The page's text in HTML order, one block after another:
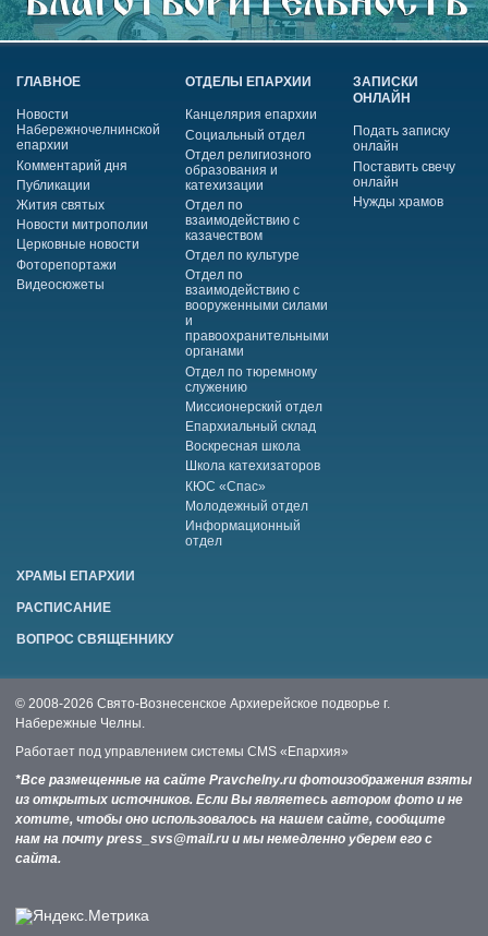
ГЛАВНОЕ
Новости
Набережночелнинской
епархии
Комментарий дня
Публикации
Жития святых
Новости митрополии
Церковные новости
Фоторепортажи
Видеосюжеты
ОТДЕЛЫ ЕПАРХИИ
Канцелярия епархии
Социальный отдел
Отдел религиозного
образования и
катехизации
Отдел по
взаимодействию с
казачеством
Отдел по культуре
Отдел по
взаимодействию с
вооруженными силами
и
правоохранительными
органами
Отдел по тюремному
служению
Миссионерский отдел
Епархиальный склад
Воскресная школа
Школа катехизаторов
КЮС «Спас»
Молодежный отдел
Информационный
отдел
ЗАПИСКИ
ОНЛАЙН
Подать записку
онлайн
Поставить свечу
онлайн
Нужды храмов
ХРАМЫ ЕПАРХИИ
РАСПИСАНИЕ
ВОПРОС СВЯЩЕННИКУ
© 2008-2026 Свято-Вознесенское Архиерейское подворье г.
Набережные Челны.
Работает под управлением системы CMS «Епархия»
*Все размещенные на сайте Pravchelny.ru фотоизображения взяты
из открытых источников. Если Вы являетесь автором фото и не
хотите, чтобы оно использовалось на нашем сайте, сообщите
нам на почту press_svs@mail.ru и мы немедленно уберем его с
сайта.